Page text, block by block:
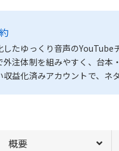
たゆっくり音声のYouTube
注体制を組みやすく、台本
益化済みアカウントで、ネ
概要